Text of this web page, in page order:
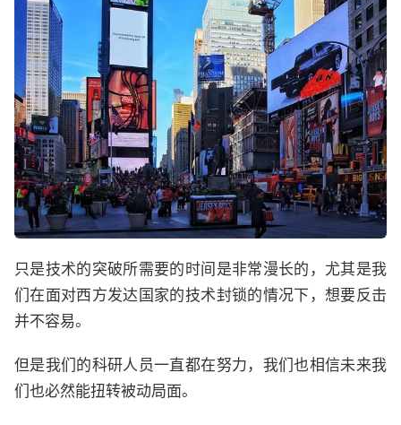
只是技术的突破所需要的时间是非常漫长的，尤其是我
们在面对西方发达国家的技术封锁的情况下，想要反击
并不容易。
但是我们的科研人员一直都在努力，我们也相信未来我
们也必然能扭转被动局面。